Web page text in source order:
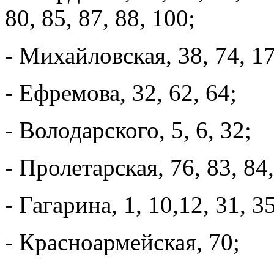
80, 85, 87, 88, 100;
- Михайловская, 38, 74,
- Ефремова, 32, 62, 64;
- Володарского, 5, 6, 32;
- Пролетарская, 76, 83,
- Гагарина, 1, 10,12, 31,
- Красноармейская, 70;